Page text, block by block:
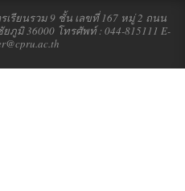
เรียนรวม 9 ชั้น เลขที่ 167 หมู่ 2 ถนน
ภูมิ 36000 โทรศัพท์ : 044-815111 E-